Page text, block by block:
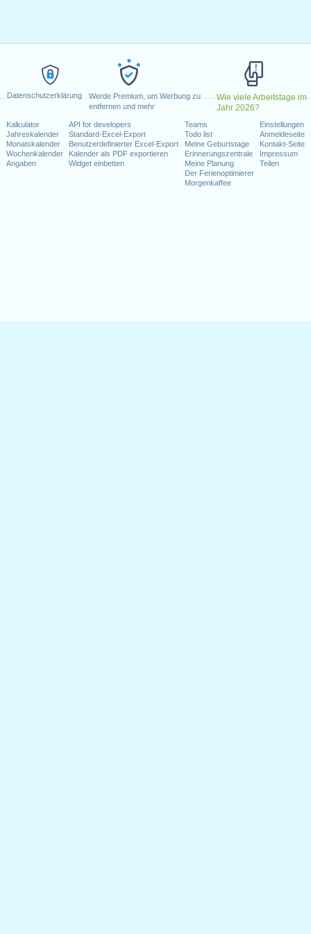
Datenschutzerklärung
Werde Premium, um Werbung zu
entfernen und mehr
Wie viele Arbeitstage im
Jahr 2026?
Kalkulator
Jahreskalender
Monatskalender
Wochenkalender
Angaben
API for developers
Standard-Excel-Export
Benutzerdefinierter Excel-Export
Kalender als PDF exportieren
Widget einbetten
Teams
Todo list
Meine Geburtstage
Erinnerungszentrale
Meine Planung
Der Ferienoptimierer
Morgenkaffee
Einstellungen
Anmeldeseite
Kontakt-Seite
Impressum
Teilen
9, 2023
November 10, 2023
2023
fallen